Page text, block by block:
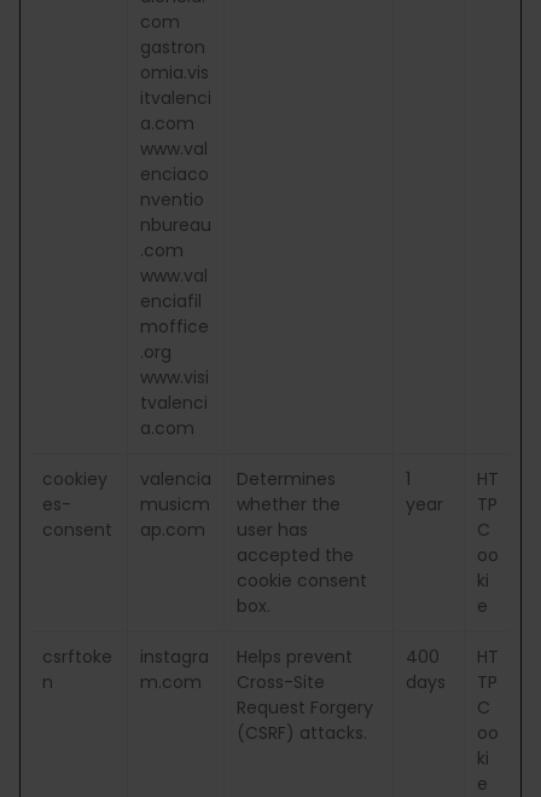
com
gastron
omia.vis
itvalenci
a.com
www.val
enciaco
nventio
nbureau
.com
www.val
enciafil
moffice
.org
www.visi
tvalenci
a.com
cookiey
es-
consent
valencia
musicm
ap.com
Determines
whether the
user has
accepted the
cookie consent
box.
1
year
HT
TP
C
oo
ki
e
csrftoke
n
instagra
m.com
Helps prevent
Cross-Site
Request Forgery
(CSRF) attacks.
400
days
HT
TP
C
oo
ki
e